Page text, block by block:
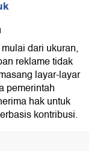
dari ukuran,
reklame tidak
layar-layar
pemerintah
hak untuk
kontribusi.